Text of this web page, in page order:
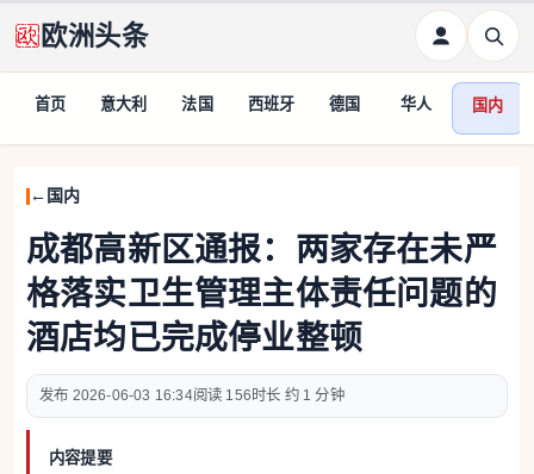
欧洲头条
首页 意大利 法国 西班牙 德国 华人 国内
国内
成都高新区通报：两家存在未严
格落实卫生管理主体责任问题的
酒店均已完成停业整顿
2026-06-03 16:34 156 约 1 分钟
内容提要